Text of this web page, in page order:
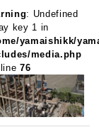
: Undefined
key 1 in
yamaishikk/
media.php
line76